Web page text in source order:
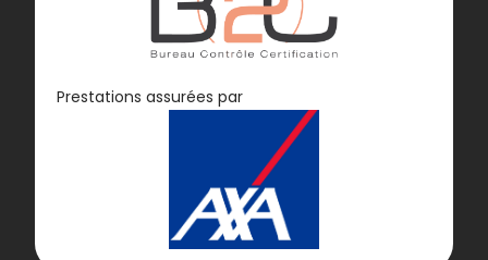
Diagnostic
Prestations assurées par